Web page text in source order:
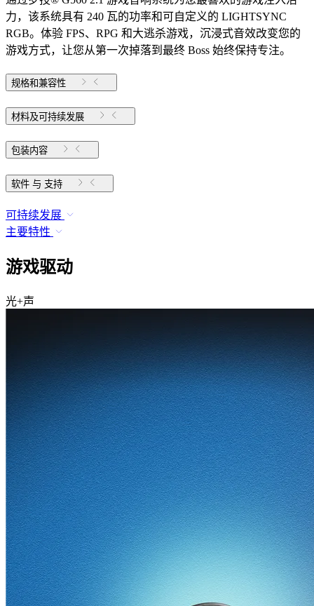
力，该系统具有 240 瓦的功率和可自定义的 LIGHTSYNC
RGB。体验 FPS、RPG 和大逃杀游戏，沉浸式音效改变您的
游戏方式，让您从第一次掉落到最终 Boss 始终保持专注。
规格和兼容性
材料及可持续发展
包装内容
软件 与 支持
可持续发展
主要特性
游戏驱动
光+声